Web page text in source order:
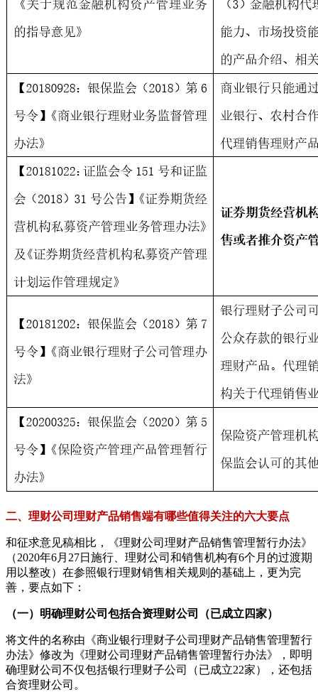
二、理财公司理财产品销售端有哪些值得关注的六大要点
和征求意见稿相比，《理财公司理财产品销售管理暂行办法》
（2020年6月27日施行、理财公司和销售机构有6个月的过渡期
用以整改）在参照银行理财销售相关规则的基础上，更为完
善，要点如下：
（一）明确理财公司包括合资理财公司（已成立四家）
将文件的名称由《商业银行理财子公司理财产品销售管理暂行
办法》修改为《理财公司理财产品销售管理暂行办法》，即明
确理财公司不仅包括银行理财子公司（已成立22家），还包括
合资理财公司。